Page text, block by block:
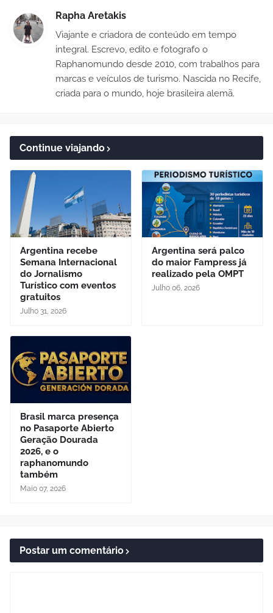
Rapha Aretakis
Viajante e criadora de conteúdo em tempo
integral. Escrevo, edito e fotografo o
Raphanomundo desde 2010, com trabalhos para
marcas e veículos de turismo. Nascida no Recife,
criada para o mundo, hoje brasileira alemã.
Continue viajando
Argentina recebe
Semana Internacional
do Jornalismo
Turístico com eventos
gratuitos
Julho 31, 2026
Argentina será palco
do maior Fampress já
realizado pela OMPT
Julho 06, 2026
Brasil marca presença
no Pasaporte Abierto
Geração Dourada
2026, e o
raphanomundo
também
Maio 07, 2026
Postar um comentário